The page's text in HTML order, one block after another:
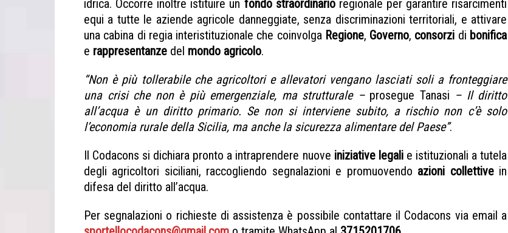
idrica. Occorre inoltre istituire un fondo straordinarioregionale per garantire risarcimenti
equi a tutte le aziende agricole danneggiate, senza discriminazioni territoriali, e attivare
una cabina di regia interistituzionale che coinvolga Regione, Governo, consorzi di bonifica
e rappresentanze del mondo agricolo.
“Non è più tollerabile che agricoltori e allevatori vengano lasciati soli a fronteggiare
una crisi che non è più emergenziale, ma strutturale – prosegue Tanasi – Il diritto
all’acqua è un diritto primario. Se non si interviene subito, a rischio non c’è solo
l’economia rurale della Sicilia, ma anche la sicurezza alimentare del Paese”.
Il Codacons si dichiara pronto a intraprendere nuove iniziative legalie istituzionali a tutela
degli agricoltori siciliani, raccogliendo segnalazioni e promuovendo azioni collettivein
difesa del diritto all’acqua.
Per segnalazioni o richieste di assistenza è possibile contattare il Codacons via email a